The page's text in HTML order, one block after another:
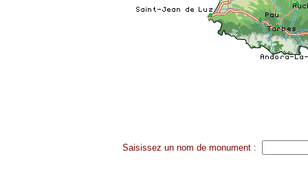
Saisissez un nom de monument :